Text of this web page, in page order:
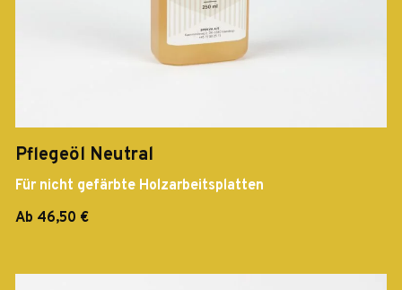
Pflegeöl Neutral
Für nicht gefärbte Holzarbeitsplatten
Ab 46,50 €